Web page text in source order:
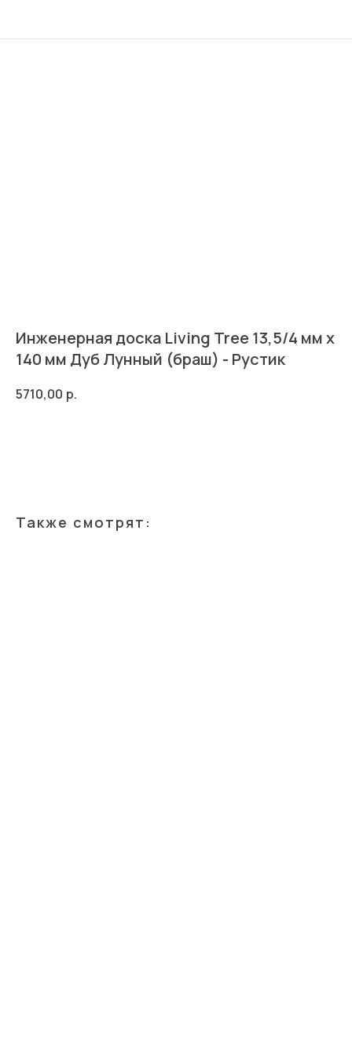
Инженерная доска Living Tree 13,5/4 мм х
140 мм Дуб Лунный (браш) - Рустик
5710,00 р.
Также смотрят: